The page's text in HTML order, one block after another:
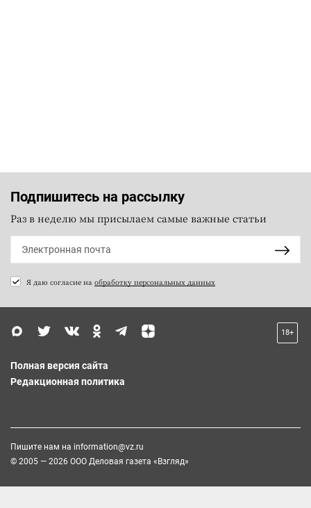
Подпишитесь на рассылку
Раз в неделю мы присылаем самые важные статьи
Я даю согласие на обработку персональных данных
18+
Полная версия сайта
Редакционная политика
Пишите нам на information@vz.ru
© 2005 — 2026 ООО Деловая газета «Взгляд»